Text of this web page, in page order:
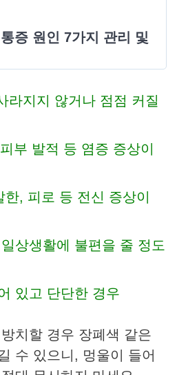
증 원인 7가지 관리 및
라지지 않거나 점점 커질
부 발적 등 염증 증상이
, 피로 등 전신 증상이
상생활에 불편을 줄 정도
있고 단단한 경우
치할 경우 장폐색 같은
수 있으니, 멍울이 들어